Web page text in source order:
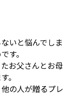
いと悩んでしま
す。
お父さんとお母
。
の人が贈るプレ